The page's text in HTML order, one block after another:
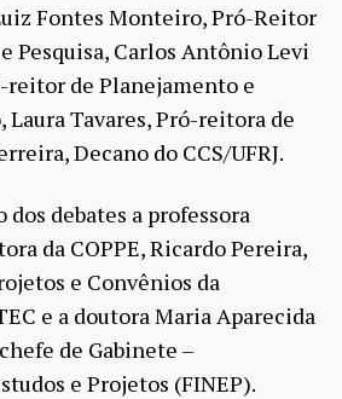
Fontes Monteiro, Pró-Reitor
Pesquisa, Carlos Antônio Levi
reitor de Planejamento e
Tavares, Pró-reitora de
Decano do CCS/UFRJ.
debates a professora
da COPPE, Ricardo Pereira,
e Convênios da
e a doutora Maria Aparecida
de Gabinete –
e Projetos (FINEP).